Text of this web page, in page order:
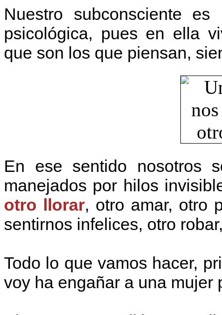
Nuestro subconsciente
psicológica, pues en ella
que son los que piensan,
En ese sentido nosotros
manejados por hilos
otro llorar, otro amar, otro
sentirnos infelices, otro
Todo lo que vamos hacer,
voy ha engañar a una mujer